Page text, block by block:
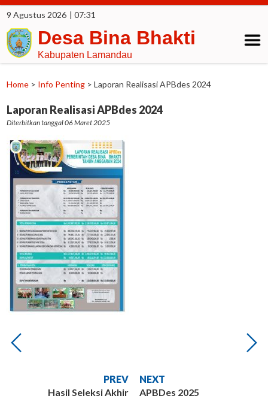
9 Agustus 2026 | 07:31
Desa Bina Bhakti
Kabupaten Lamandau
Home > Info Penting >Laporan Realisasi APBdes 2024
Laporan Realisasi APBdes 2024
Diterbitkan tanggal 06 Maret 2025
PREV
Hasil Seleksi Akhir
NEXT
APBDes 2025